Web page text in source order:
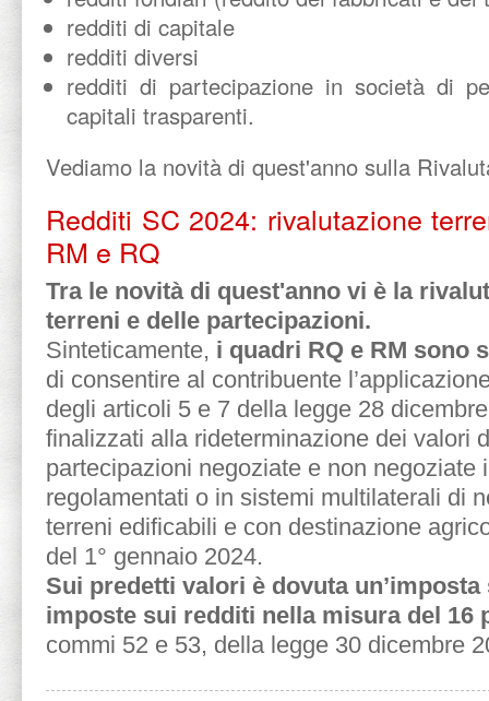
redditi di capitale
redditi diversi
redditi di partecipazione in società di
capitali trasparenti.
Vediamo la novità di quest'anno sulla
Redditi SC 2024: rivalutazione
RM e RQ
Tra le novità di quest'anno vi è la
terreni e delle partecipazioni.
Sinteticamente, i quadri RQ e RM sono
di consentire al contribuente
degli articoli 5 e 7 della legge 28
finalizzati alla rideterminazione dei valori
partecipazioni negoziate e non negoziate
regolamentati o in sistemi multilaterali di
terreni edificabili e con destinazione
del 1° gennaio 2024.
Sui predetti valori è dovuta
imposte sui redditi nella misura del 16
commi 52 e 53, della legge 30 dicembre